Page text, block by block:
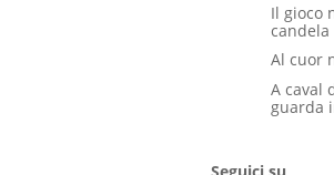
Il gioco
candela
Al cuor
A caval
guarda